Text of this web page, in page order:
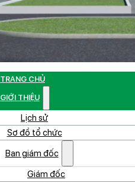
TRANG CHỦ
GIỚI THIỆU
Lịch sử
Sơ đồ tổ chức
Ban giám đốc
Giám đốc